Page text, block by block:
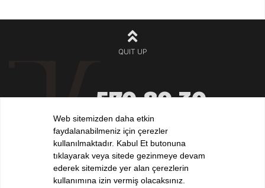
QUIT UP
570 80 30
+90 532532 32 32
iletisim@elvankilic.com
FOLLOW US !
Web sitemizden daha etkin
faydalanabilmeniz için çerezler
kullanılmaktadır. Kabul Et butonuna
tıklayarak veya sitede gezinmeye devam
ederek sitemizde yer alan çerezlerin
kullanımına izin vermiş olacaksınız.